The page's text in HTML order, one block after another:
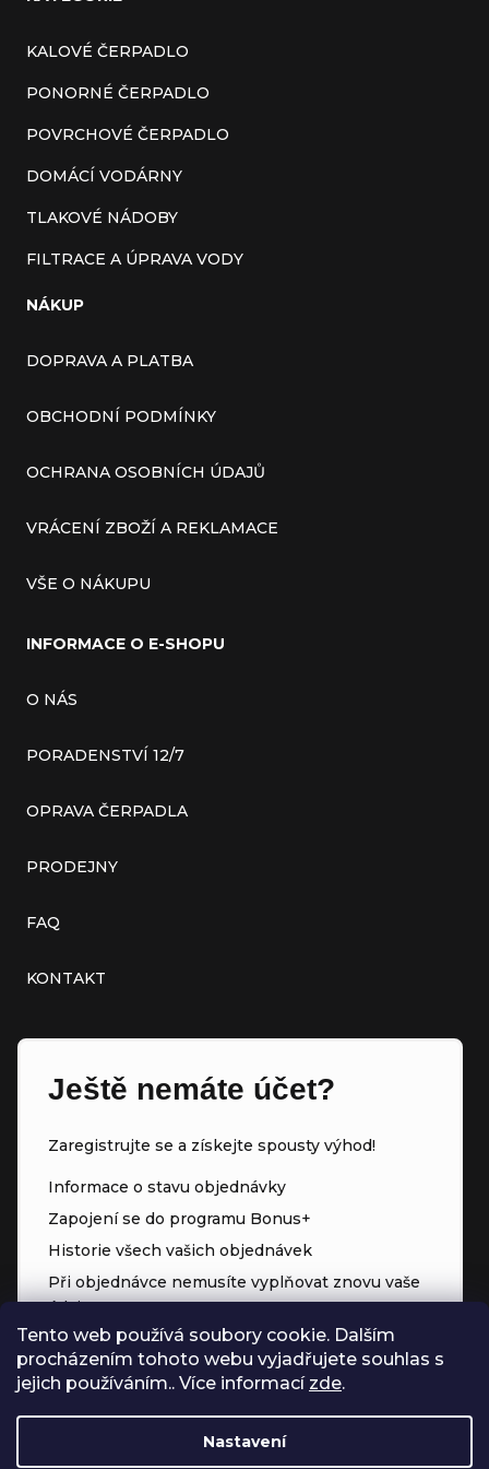
Tento web používá soubory cookie. Dalším
procházením tohoto webu vyjadřujete souhlas s
jejich používáním.. Více informací zde.
Nastavení
KALOVÉ ČERPADLO
PONORNÉ ČERPADLO
POVRCHOVÉ ČERPADLO
DOMÁCÍ VODÁRNY
TLAKOVÉ NÁDOBY
FILTRACE A ÚPRAVA VODY
NÁKUP
DOPRAVA A PLATBA
OBCHODNÍ PODMÍNKY
OCHRANA OSOBNÍCH ÚDAJŮ
VRÁCENÍ ZBOŽÍ A REKLAMACE
VŠE O NÁKUPU
INFORMACE O E-SHOPU
O NÁS
PORADENSTVÍ 12/7
OPRAVA ČERPADLA
PRODEJNY
FAQ
KONTAKT
Ještě nemáte účet?
Zaregistrujte se a získejte spousty výhod!
Informace o stavu objednávky
Zapojení se do programu Bonus+
Historie všech vašich objednávek
Při objednávce nemusíte vyplňovat znovu vaše
údaje
Přednostní přístup ke slevám
Body za každý nákup